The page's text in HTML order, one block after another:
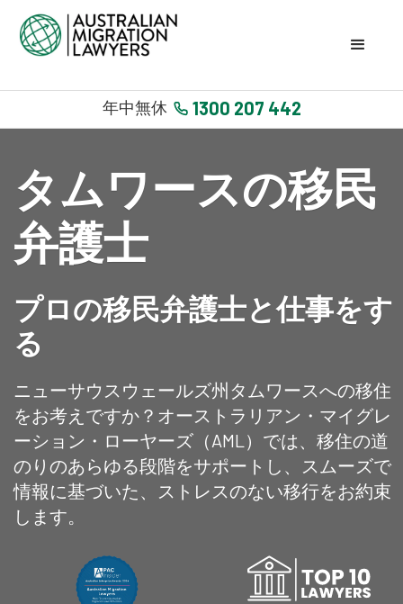
年中無休 1300 207 442
タムワースの移民
弁護士
プロの移民弁護士と仕事をす
る
ニューサウスウェールズ州タムワースへの移住
をお考えですか？オーストラリアン・マイグレ
ーション・ローヤーズ（AML）では、移住の道
のりのあらゆる段階をサポートし、スムーズで
情報に基づいた、ストレスのない移行をお約束
します。